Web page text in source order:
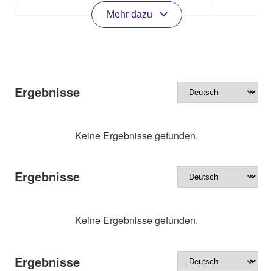
Mehr dazu
Ergebnisse
Keine Ergebnisse gefunden.
Ergebnisse
Keine Ergebnisse gefunden.
Ergebnisse